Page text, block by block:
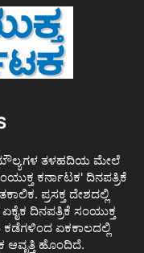
ಮೌಲ್ಯಗಳ ತಳಹದಿಯ ಮೇಲೆ
ಕರ್ನಾಟಕ' ದಿನಪತ್ರಿಕೆ
ಪ್ರಸಕ್ತ ದೇಶದಲ್ಲಿ
ದಿನಪತ್ರಿಕೆ ಸಂಯುಕ್ತ
ಕಡೆಗಳಿಂದ ಏಕಕಾಲದಲ್ಲಿ
ಆವೃತ್ತಿ ಹೊಂದಿದೆ.